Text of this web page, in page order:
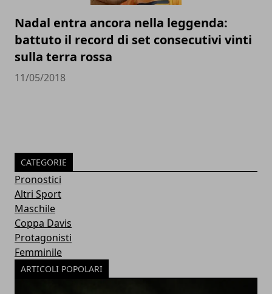
Nadal entra ancora nella leggenda:
battuto il record di set consecutivi vinti
sulla terra rossa
11/05/2018
CATEGORIE
Pronostici
Altri Sport
Maschile
Coppa Davis
Protagonisti
Femminile
ARTICOLI POPOLARI